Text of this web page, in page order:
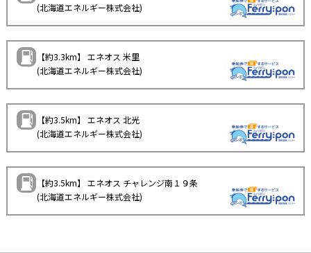
(北海道エネルギー株式会社)
【約3.3km】 エネオス 米里
(北海道エネルギー株式会社)
【約3.5km】 エネオス 北光
(北海道エネルギー株式会社)
【約3.5km】 エネオス チャレンジ南１９条
(北海道エネルギー株式会社)